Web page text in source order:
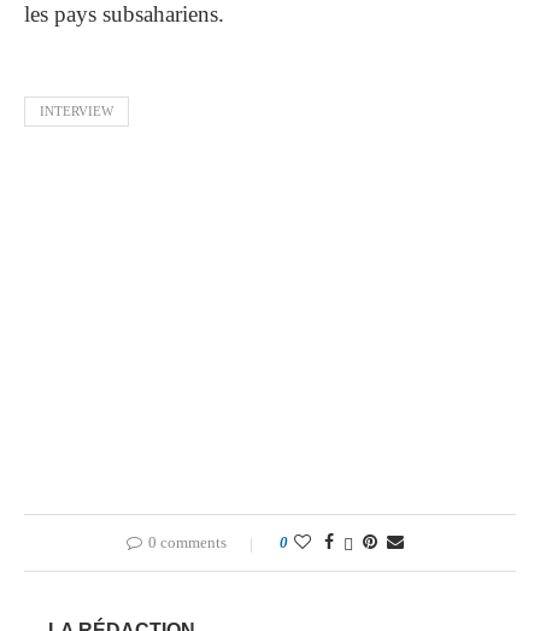
les pays subsahariens.
INTERVIEW
0 comments 0